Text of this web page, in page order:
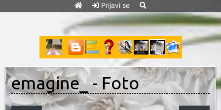
Prijavi se
emagine_- Foto